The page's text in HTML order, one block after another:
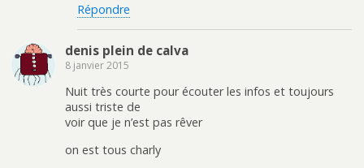
Répondre
denis plein de calva
8 janvier 2015
Nuit très courte pour écouter les infos et toujours
aussi triste de
voir que je n’est pas rêver
on est tous charly